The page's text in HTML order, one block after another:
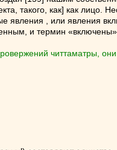
такого, как] как лицо.
явления , или явления
и термин
читтаматры,